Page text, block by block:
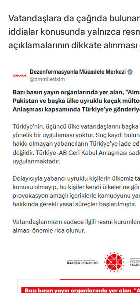
Vatandaşlara da çağrıda
iddialar konusunda yalnızca
açıklamalarının dikkate